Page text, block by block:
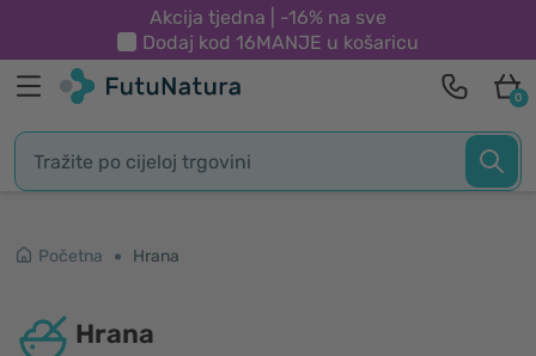
Akcija tjedna | -16% na sve
Dodaj kod 16MANJE u košaricu
0
Početna Hrana
Hrana